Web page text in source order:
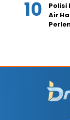
Polisi
Air